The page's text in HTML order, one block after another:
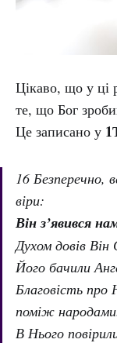
Цікаво, що у ці
те, що Бог
Це записано у
16 Безперечно,
віри:
Він з’явився
Духом довів
Його бачили
Благовість про
поміж
В Нього